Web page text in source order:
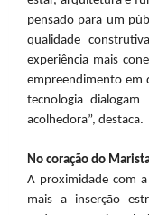
pensado para um
qualidade
experiência mais
empreendimento em
tecnologia
acolhedora”, destaca.
No coração do
A proximidade com
mais a inserção